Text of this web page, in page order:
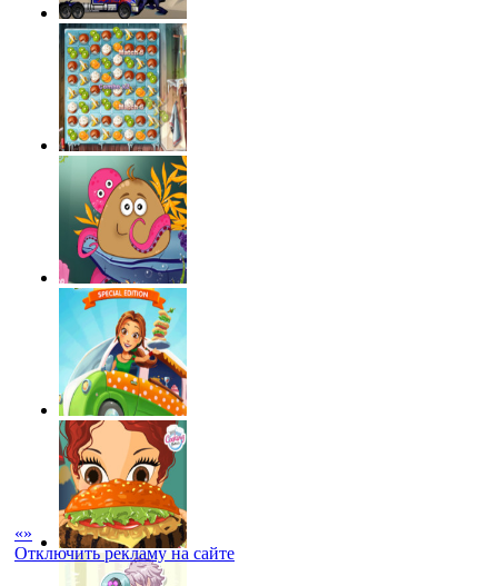
«»
Отключить рекламу на сайте